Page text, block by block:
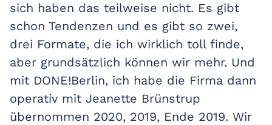
sich haben das teilweise nicht. Es gibt
schon Tendenzen und es gibt so zwei,
drei Formate, die ich wirklich toll finde,
aber grundsätzlich können wir mehr. Und
mit DONE!Berlin, ich habe die Firma dann
operativ mit Jeanette Brünstrup
übernommen 2020, 2019, Ende 2019. Wir